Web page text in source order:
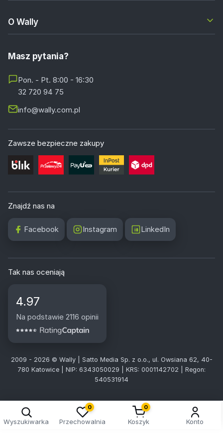
O Wally
Masz pytania?
Pon. - Pt. 8:00 - 16:30
32 720 94 75
info@wally.com.pl
Zawsze bezpieczne zakupy
Znajdź nas na
Facebook Instagram LinkedIn
Tak nas oceniają
4.97
Na podstawie 2116 opinii
2009 - 2026 © Wally | Satto Media Sp. z o.o., ul. Owsiana 62, 40-
780 Katowice | NIP: 6343050029 | KRS: 0001142702 | Regon:
540531914
Wyszukiwarka
0
Przechowalnia
0
Koszyk Konto